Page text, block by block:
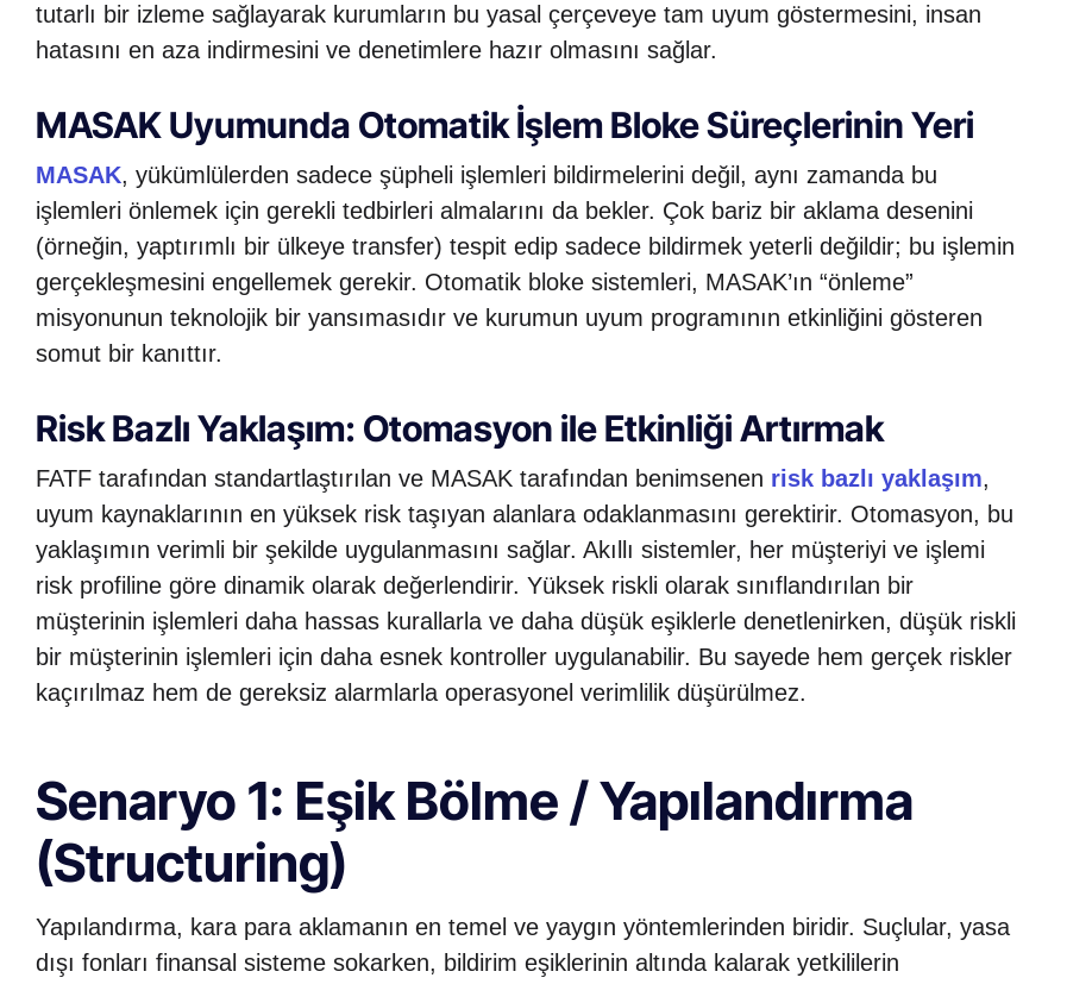
tutarlı bir izleme sağlayarak kurumların bu yasal çerçeveye tam uyum göstermesini, insan
hatasını en aza indirmesini ve denetimlere hazır olmasını sağlar.
MASAK Uyumunda Otomatik İşlem Bloke Süreçlerinin Yeri
MASAK, yükümlülerden sadece şüpheli işlemleri bildirmelerini değil, aynı zamanda bu
işlemleri önlemek için gerekli tedbirleri almalarını da bekler. Çok bariz bir aklama desenini
(örneğin, yaptırımlı bir ülkeye transfer) tespit edip sadece bildirmek yeterli değildir; bu işlemin
gerçekleşmesini engellemek gerekir. Otomatik bloke sistemleri, MASAK’ın “önleme”
misyonunun teknolojik bir yansımasıdır ve kurumun uyum programının etkinliğini gösteren
somut bir kanıttır.
Risk Bazlı Yaklaşım: Otomasyon ile Etkinliği Artırmak
FATF tarafından standartlaştırılan ve MASAK tarafından benimsenen risk bazlı yaklaşım,
uyum kaynaklarının en yüksek risk taşıyan alanlara odaklanmasını gerektirir. Otomasyon, bu
yaklaşımın verimli bir şekilde uygulanmasını sağlar. Akıllı sistemler, her müşteriyi ve işlemi
risk profiline göre dinamik olarak değerlendirir. Yüksek riskli olarak sınıflandırılan bir
müşterinin işlemleri daha hassas kurallarla ve daha düşük eşiklerle denetlenirken, düşük riskli
bir müşterinin işlemleri için daha esnek kontroller uygulanabilir. Bu sayede hem gerçek riskler
kaçırılmaz hem de gereksiz alarmlarla operasyonel verimlilik düşürülmez.
Senaryo 1: Eşik Bölme / Yapılandırma
(Structuring)
Yapılandırma, kara para aklamanın en temel ve yaygın yöntemlerinden biridir. Suçlular, yasa
dışı fonları finansal sisteme sokarken, bildirim eşiklerinin altında kalarak yetkililerin